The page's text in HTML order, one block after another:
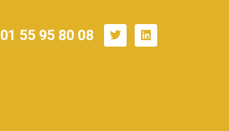
01 55 95 80 08